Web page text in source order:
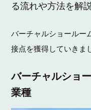
る流れや方法を解
バーチャルショールー
接点を獲得していきま
バーチャルショ
業種